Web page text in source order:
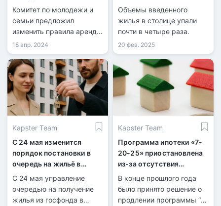
Комитет по молодежи и
семьи предложил
изменить правила аренды
жилья для молодёжи,
утвержденные
Министерством
информации и
общественного развития
РК в 2019 году.
18 апр. 2024
Объемы введенного
жилья в столице упали
почти в четыре раза.
20 фев. 2025
Kapster Team
С 24 мая изменится
порядок постановки в
очередь на жильё в
Казахстане
С 24 мая управление
очередью на получение
жилья из госфонда в
Kapster Team
Программа ипотеки «7-
20-25» приостановлена
из-за отсутствия
финансирования
В конце прошлого года
было принято решение о
продлении программы “7-